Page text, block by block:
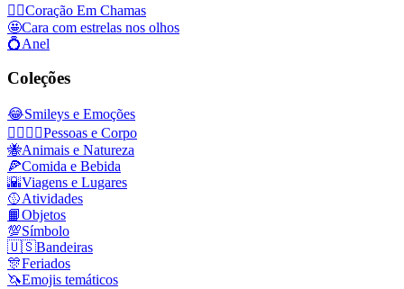
❤️‍🔥Coração Em Chamas
🤩Cara com estrelas nos olhos
💍Anel
Coleções
😂Smileys e Emoções
👩‍❤️‍💋‍👨Pessoas e Corpo
🐝Animais e Natureza
🍕Comida e Bebida
🌇Viagens e Lugares
🥎Atividades
📙Objetos
💯Símbolo
🇺🇸Bandeiras
🎊Feriados
🦄Emojis temáticos